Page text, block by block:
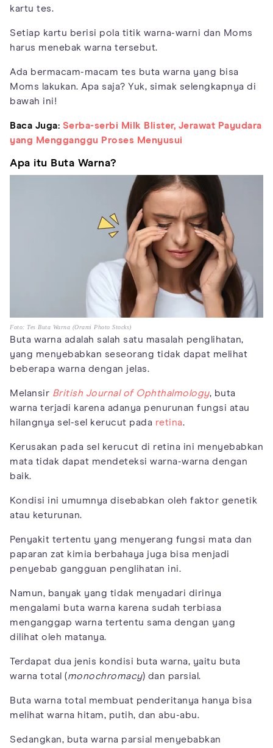
kartu tes.
Setiap kartu berisi pola titik warna-warni dan Moms
harus menebak warna tersebut.
Ada bermacam-macam tes buta warna yang bisa
Moms lakukan. Apa saja? Yuk, simak selengkapnya di
bawah ini!
Baca Juga: Serba-serbi Milk Blister, Jerawat Payudara
yang Mengganggu Proses Menyusui
Apa itu Buta Warna?
Foto: Tes Buta Warna (Orami Photo Stocks)
Buta warna adalah salah satu masalah penglihatan,
yang menyebabkan seseorang tidak dapat melihat
beberapa warna dengan jelas.
Melansir British Journal of Ophthalmology, buta
warna terjadi karena adanya penurunan fungsi atau
hilangnya sel-sel kerucut pada retina.
Kerusakan pada sel kerucut di retina ini menyebabkan
mata tidak dapat mendeteksi warna-warna dengan
baik.
Kondisi ini umumnya disebabkan oleh faktor genetik
atau keturunan.
Penyakit tertentu yang menyerang fungsi mata dan
paparan zat kimia berbahaya juga bisa menjadi
penyebab gangguan penglihatan ini.
Namun, banyak yang tidak menyadari dirinya
mengalami buta warna karena sudah terbiasa
menganggap warna tertentu sama dengan yang
dilihat oleh matanya.
Terdapat dua jenis kondisi buta warna, yaitu buta
warna total (monochromacy) dan parsial.
Buta warna total membuat penderitanya hanya bisa
melihat warna hitam, putih, dan abu-abu.
Sedangkan, buta warna parsial menyebabkan